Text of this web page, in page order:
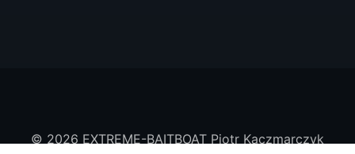
© 2026 EXTREME-BAITBOAT Piotr Kaczmarczyk